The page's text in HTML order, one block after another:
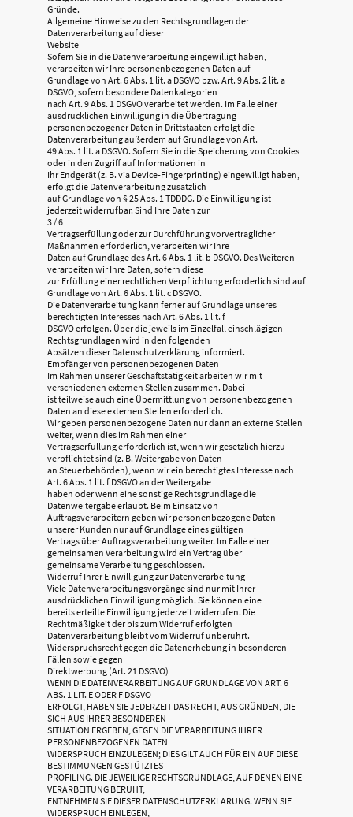
Gründe.
Allgemeine Hinweise zu den Rechtsgrundlagen der
Datenverarbeitung auf dieser
Website
Sofern Sie in die Datenverarbeitung eingewilligt haben,
verarbeiten wir Ihre personenbezogenen Daten auf
Grundlage von Art. 6 Abs. 1 lit. a DSGVO bzw. Art. 9 Abs. 2 lit. a
DSGVO, sofern besondere Datenkategorien
nach Art. 9 Abs. 1 DSGVO verarbeitet werden. Im Falle einer
ausdrücklichen Einwilligung in die Übertragung
personenbezogener Daten in Drittstaaten erfolgt die
Datenverarbeitung außerdem auf Grundlage von Art.
49 Abs. 1 lit. a DSGVO. Sofern Sie in die Speicherung von Cookies
oder in den Zugriff auf Informationen in
Ihr Endgerät (z. B. via Device-Fingerprinting) eingewilligt haben,
erfolgt die Datenverarbeitung zusätzlich
auf Grundlage von § 25 Abs. 1 TDDDG. Die Einwilligung ist
jederzeit widerrufbar. Sind Ihre Daten zur
3 / 6
Vertragserfüllung oder zur Durchführung vorvertraglicher
Maßnahmen erforderlich, verarbeiten wir Ihre
Daten auf Grundlage des Art. 6 Abs. 1 lit. b DSGVO. Des Weiteren
verarbeiten wir Ihre Daten, sofern diese
zur Erfüllung einer rechtlichen Verpflichtung erforderlich sind auf
Grundlage von Art. 6 Abs. 1 lit. c DSGVO.
Die Datenverarbeitung kann ferner auf Grundlage unseres
berechtigten Interesses nach Art. 6 Abs. 1 lit. f
DSGVO erfolgen. Über die jeweils im Einzelfall einschlägigen
Rechtsgrundlagen wird in den folgenden
Absätzen dieser Datenschutzerklärung informiert.
Empfänger von personenbezogenen Daten
Im Rahmen unserer Geschäftstätigkeit arbeiten wir mit
verschiedenen externen Stellen zusammen. Dabei
ist teilweise auch eine Übermittlung von personenbezogenen
Daten an diese externen Stellen erforderlich.
Wir geben personenbezogene Daten nur dann an externe Stellen
weiter, wenn dies im Rahmen einer
Vertragserfüllung erforderlich ist, wenn wir gesetzlich hierzu
verpflichtet sind (z. B. Weitergabe von Daten
an Steuerbehörden), wenn wir ein berechtigtes Interesse nach
Art. 6 Abs. 1 lit. f DSGVO an der Weitergabe
haben oder wenn eine sonstige Rechtsgrundlage die
Datenweitergabe erlaubt. Beim Einsatz von
Auftragsverarbeitern geben wir personenbezogene Daten
unserer Kunden nur auf Grundlage eines gültigen
Vertrags über Auftragsverarbeitung weiter. Im Falle einer
gemeinsamen Verarbeitung wird ein Vertrag über
gemeinsame Verarbeitung geschlossen.
Widerruf Ihrer Einwilligung zur Datenverarbeitung
Viele Datenverarbeitungsvorgänge sind nur mit Ihrer
ausdrücklichen Einwilligung möglich. Sie können eine
bereits erteilte Einwilligung jederzeit widerrufen. Die
Rechtmäßigkeit der bis zum Widerruf erfolgten
Datenverarbeitung bleibt vom Widerruf unberührt.
Widerspruchsrecht gegen die Datenerhebung in besonderen
Fällen sowie gegen
Direktwerbung (Art. 21 DSGVO)
WENN DIE DATENVERARBEITUNG AUF GRUNDLAGE VON ART. 6
ABS. 1 LIT. E ODER F DSGVO
ERFOLGT, HABEN SIE JEDERZEIT DAS RECHT, AUS GRÜNDEN, DIE
SICH AUS IHRER BESONDEREN
SITUATION ERGEBEN, GEGEN DIE VERARBEITUNG IHRER
PERSONENBEZOGENEN DATEN
WIDERSPRUCH EINZULEGEN; DIES GILT AUCH FÜR EIN AUF DIESE
BESTIMMUNGEN GESTÜTZTES
PROFILING. DIE JEWEILIGE RECHTSGRUNDLAGE, AUF DENEN EINE
VERARBEITUNG BERUHT,
ENTNEHMEN SIE DIESER DATENSCHUTZERKLÄRUNG. WENN SIE
WIDERSPRUCH EINLEGEN,